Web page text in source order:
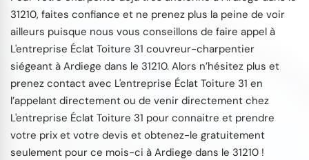
31210, faites confiance et ne prenez plus la peine de voir
ailleurs puisque nous vous conseillons de faire appel à
L'entreprise Éclat Toiture 31 couvreur-charpentier
siégeant à Ardiege dans le 31210. Alors n’hésitez plus et
prenez contact avec L'entreprise Éclat Toiture 31 en
l’appelant directement ou de venir directement chez
L'entreprise Éclat Toiture 31 pour connaitre et prendre
votre prix et votre devis et obtenez-le gratuitement
seulement pour ce mois-ci à Ardiege dans le 31210 !